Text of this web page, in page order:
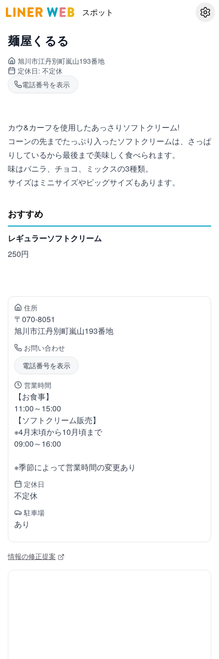
スポット 設定
麺屋くるる
旭川市江丹別町嵐山193番地
定休日: 不定休
電話番号を表示
カウ&カーフを使用したあっさりソフトクリーム!
コーンの先までたっぷり入ったソフトクリームは、さっぱ
りしているから最後まで美味しく食べられます。
味はバニラ、チョコ、ミックスの3種類。
サイズはミニサイズやビッグサイズもあります。
おすすめ
レギュラーソフトクリーム
250円
住所
〒070-8051
旭川市江丹別町嵐山193番地
お問い合わせ
電話番号を表示
営業時間
【お食事】
11:00～15:00
【ソフトクリーム販売】
※4月末頃から10月頃まで
09:00～16:00
※季節によって営業時間の変更あり
定休日
不定休
駐車場
あり
情報の修正提案